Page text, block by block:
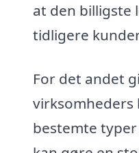
at den billigste
tidligere
For det andet
virksomheders
bestemte